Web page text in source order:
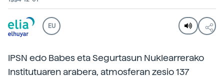
EU
IPSN edo Babes eta Segurtasun Nuklearrerako
Institutuaren arabera, atmosferan zesio 137